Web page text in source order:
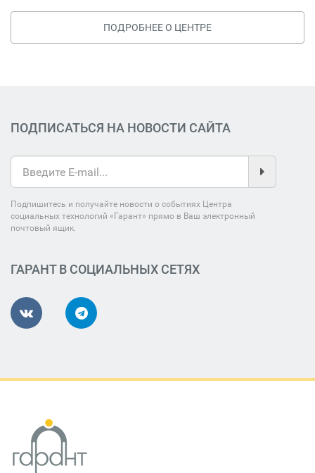
ПОДРОБНЕЕ О ЦЕНТРЕ
ПОДПИСАТЬСЯ НА НОВОСТИ САЙТА
Подпишитесь и получайте новости о событиях Центра
социальных технологий «Гарант» прямо в Ваш электронный
почтовый ящик.
ГАРАНТ В СОЦИАЛЬНЫХ СЕТЯХ